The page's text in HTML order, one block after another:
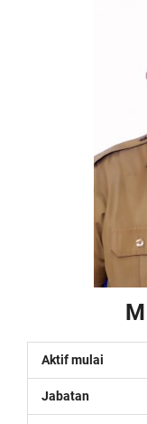
Aktif mulai
Jabatan